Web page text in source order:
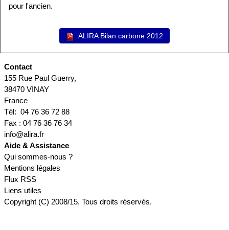
pour l'ancien.
ALIRA Bilan carbone 2012
Contact
155 Rue Paul Guerry,
38470 VINAY
France
Tél: 04 76 36 72 88
Fax : 04 76 36 76 34
info@alira.fr
Aide & Assistance
Qui sommes-nous ?
Mentions légales
Flux RSS
Liens utiles
Copyright (C) 2008/15. Tous droits réservés.